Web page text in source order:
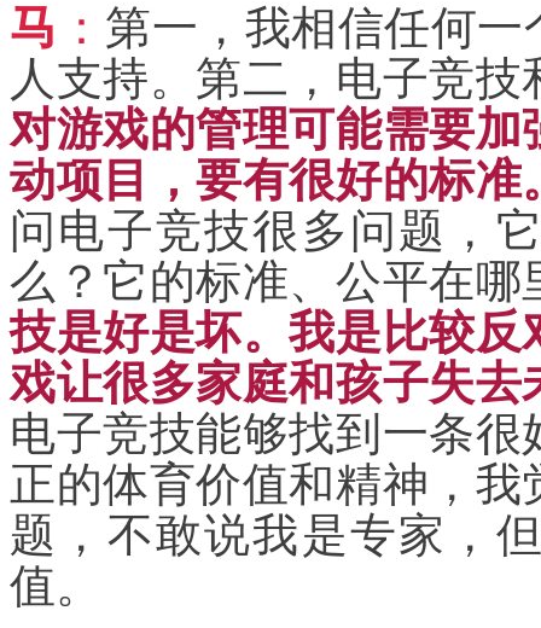
马 ： 第一，我相信任何
人支持。第二，电子竞
对游戏的管理可能需要
动项目，要有很好的标准
问电子竞技很多问题，
么？它的标准、公平在哪
技是好是坏。我是比较
戏让很多家庭和孩子失
电子竞技能够找到一条
正的体育价值和精神，
题，不敢说我是专家，
值。